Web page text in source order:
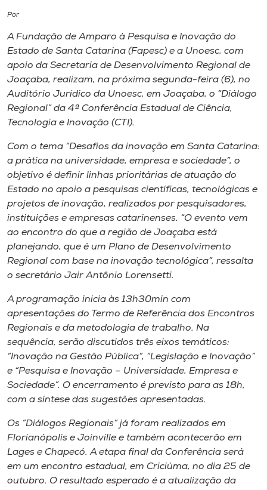
CPA
Biblioteca
Rádio
Museu
Unoesc
Store
Selecione
o idioma
A+
A-
Por
A Fundação de Amparo à Pesquisa e Inovação do
Estado de Santa Catarina (Fapesc) e a Unoesc, com
apoio da Secretaria de Desenvolvimento Regional de
Joaçaba, realizam, na próxima segunda-feira (6), no
Auditório Jurídico da Unoesc, em Joaçaba, o “Diálogo
Regional” da 4ª Conferência Estadual de Ciência,
Tecnologia e Inovação (CTI).
Com o tema “Desafios da inovação em Santa Catarina:
a prática na universidade, empresa e sociedade”, o
objetivo é definir linhas prioritárias de atuação do
Estado no apoio a pesquisas científicas, tecnológicas e
projetos de inovação, realizados por pesquisadores,
instituições e empresas catarinenses. “O evento vem
ao encontro do que a região de Joaçaba está
planejando, que é um Plano de Desenvolvimento
Regional com base na inovação tecnológica”, ressalta
o secretário Jair Antônio Lorensetti.
A programação inicia às 13h30min com
apresentações do Termo de Referência dos Encontros
Regionais e da metodologia de trabalho. Na
sequência, serão discutidos três eixos temáticos:
“Inovação na Gestão Pública”, “Legislação e Inovação”
e “Pesquisa e Inovação – Universidade, Empresa e
Sociedade”. O encerramento é previsto para as 18h,
com a síntese das sugestões apresentadas.
Os “Diálogos Regionais” já foram realizados em
Florianópolis e Joinville e também acontecerão em
Lages e Chapecó. A etapa final da Conferência será
em um encontro estadual, em Criciúma, no dia 25 de
outubro. O resultado esperado é a atualização da